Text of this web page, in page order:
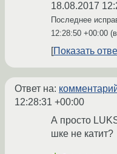
18.08.2017
Последнее
12:28:50 +00:00
Показать
Ответ на:
12:28:31 +00:00
А просто
шке не катит?